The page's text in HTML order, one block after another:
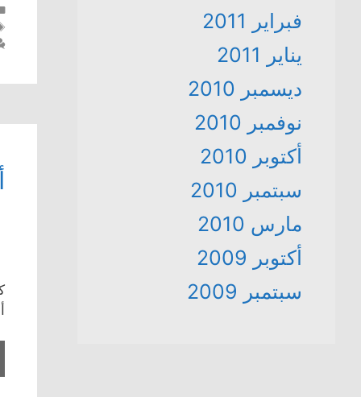
فبراير 2011
يناير 2011
ديسمبر 2010
نوفمبر 2010
أكتوبر 2010
سبتمبر 2010
مارس 2010
أكتوبر 2009
سبتمبر 2009